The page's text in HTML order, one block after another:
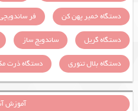
دستگاه خمیر پهن کن
فر
دستگاه گریل
ساندویچ ساز
دستگاه بلال تنوری
دستگاه ذرت
آموزش